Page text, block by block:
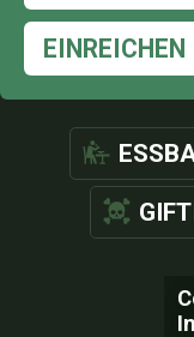
EINREICHEN